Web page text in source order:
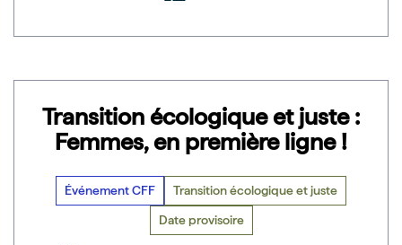
Transition écologique et juste :
Femmes, en première ligne !
Événement CFF Transition écologique et juste
Date provisoire